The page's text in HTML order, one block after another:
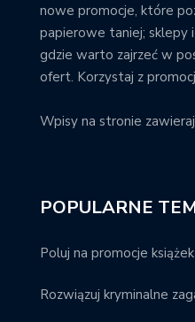
nowe promocje, które
papierowe taniej; sklepy
gdzie warto zajrzeć w
ofert. Korzystaj z
Wpisy na stronie
POPULARNE
Poluj na promocje
Rozwiązuj kryminalne